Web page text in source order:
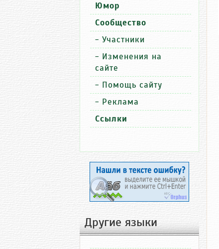
Юмор
Сообщество
- Участники
- Изменения на
сайте
- Помощь сайту
- Реклама
Ссылки
Другие языки